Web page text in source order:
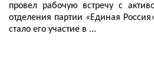
провел рабочую встречу с
отделения партии «Единая
стало его участие в ...